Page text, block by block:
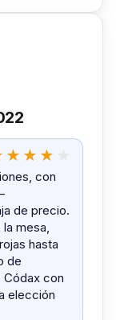
con
de precio.
mesa,
hasta
de
con
elección